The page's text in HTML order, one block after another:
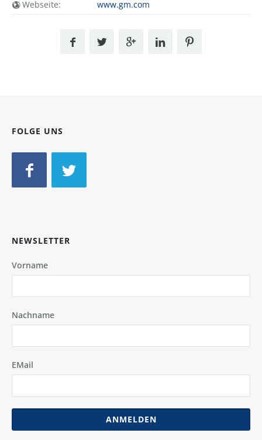
Webseite:
www.gm.com
FOLGE UNS
NEWSLETTER
Vorname
Nachname
EMail
ANMELDEN